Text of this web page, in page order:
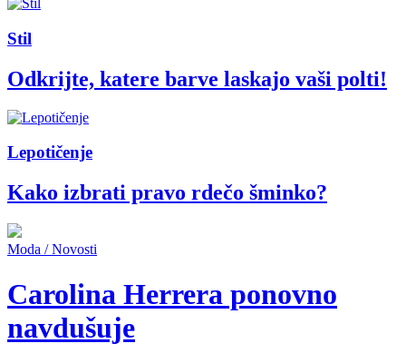
Stil
Odkrijte, katere barve laskajo vaši polti!
Lepotičenje
Kako izbrati pravo rdečo šminko?
Moda / Novosti
Carolina Herrera ponovno
navdušuje